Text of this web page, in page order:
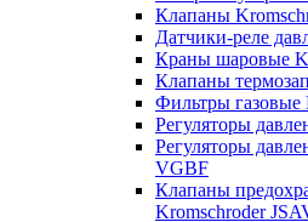
Клапаны
Датчики-реле
Краны шаровые
Клапаны
Фильтры газовые
Регуляторы
Регуляторы
VGBF
Клапаны
Kromschroder